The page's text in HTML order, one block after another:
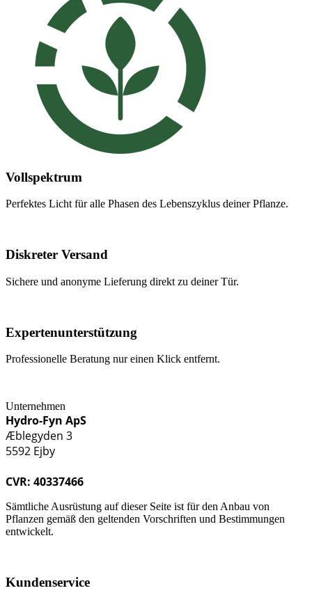
Vollspektrum
Perfektes Licht für alle Phasen des Lebenszyklus deiner Pflanze.
Diskreter Versand
Sichere und anonyme Lieferung direkt zu deiner Tür.
Expertenunterstützung
Professionelle Beratung nur einen Klick entfernt.
Unternehmen
Hydro-Fyn ApS
Æblegyden 3
5592 Ejby
CVR: 40337466
Sämtliche Ausrüstung auf dieser Seite ist für den Anbau von
Pflanzen gemäß den geltenden Vorschriften und Bestimmungen
entwickelt.
Kundenservice